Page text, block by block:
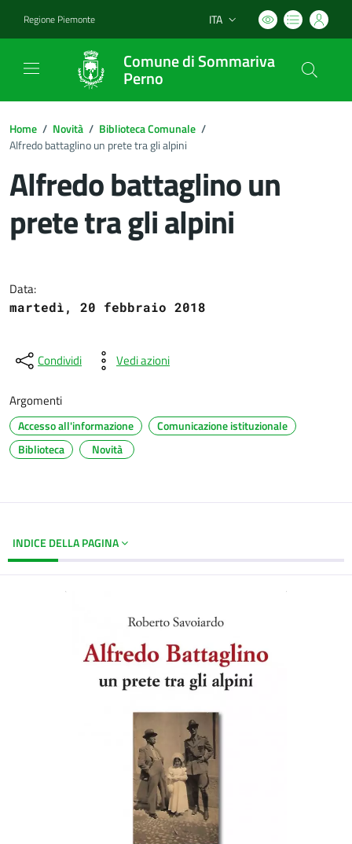
Regione Piemonte Lingua attiva:
ITA
Comune di Sommariva
Perno
Home / Novità / Biblioteca Comunale /
Alfredo battaglino un prete tra gli alpini
Alfredo battaglino un
prete tra gli alpini
Data:
martedì, 20 febbraio 2018
Condividi Vedi azioni
Argomenti
Accesso all'informazione
Comunicazione istituzionale
Biblioteca
Novità
INDICE DELLA PAGINA